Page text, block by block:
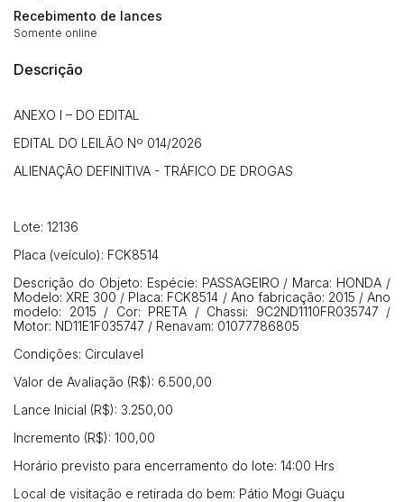
Recebimento de lances
Somente online
Descrição
ANEXO I – DO EDITAL
EDITAL DO LEILÃO Nº 014/2026
ALIENAÇÃO DEFINITIVA - TRÁFICO DE DROGAS
Lote: 12136
Placa (veículo): FCK8514
Descrição do Objeto: Espécie: PASSAGEIRO / Marca: HONDA /
Modelo: XRE 300 / Placa: FCK8514 / Ano fabricação: 2015 / Ano
modelo: 2015 / Cor: PRETA / Chassi: 9C2ND1110FR035747 /
Motor: ND11E1F035747 / Renavam: 01077786805
Condições: Circulavel
Valor de Avaliação (R$): 6.500,00
Lance Inicial (R$): 3.250,00
Incremento (R$): 100,00
Horário previsto para encerramento do lote: 14:00 Hrs
Local de visitação e retirada do bem: Pátio Mogi Guaçu